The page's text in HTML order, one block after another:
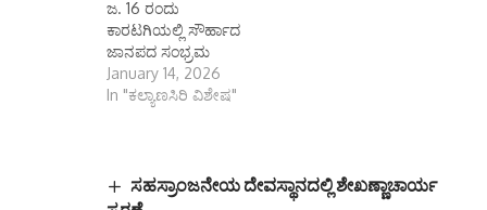
ಜ. 16 ರಂದು
ಕಾರಟಗಿಯಲ್ಲಿ ಸೌರ್ಹಾದ
ಜಾನಪದ ಸಂಭ್ರಮ
January 14, 2026
In "ಕಲ್ಯಾಣಸಿರಿ ವಿಶೇಷ"
ಸಹಸ್ರಾಂಜನೇಯ ದೇವಸ್ಥಾನದಲ್ಲಿ ಶೇಖಣ್ಣಾಚಾರ್ಯ